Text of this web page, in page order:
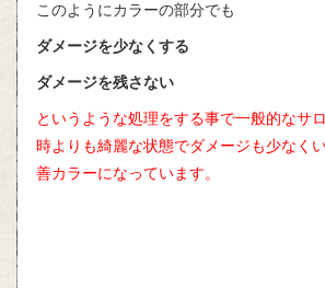
このようにカラーの部分でも
ダメージを少なくする
ダメージを残さない
というような処理をする事で一般的なサ
時よりも綺麗な状態でダメージも少なく
善カラーになっています。